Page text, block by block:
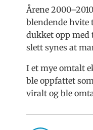
Årene
blendende hvite
dukket opp med
slett synes at
I et mye omtalt
ble oppfattet
viralt og ble